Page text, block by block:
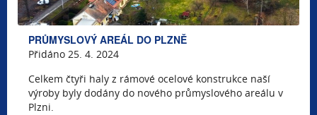
PRŮMYSLOVÝ AREÁL DO PLZNĚ
Přidáno 25. 4. 2024
Celkem čtyři haly z rámové ocelové konstrukce naší
výroby byly dodány do nového průmyslového areálu v
Plzni.